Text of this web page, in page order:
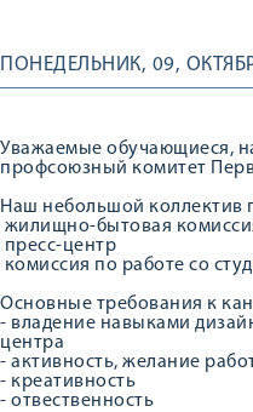
ПОНЕДЕЛЬНИК, 09,
Уважаемые обучающиеся,
профсоюзный комитет
Наш небольшой коллектив
жилищно-бытовая
пресс-центр
комиссия по работе со
Основные требования к
- владение навыками
центра
- активность, желание
- креативность
- отвественность